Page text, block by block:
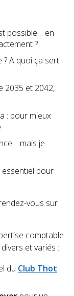
possible… en
?
? A quoi ça sert
2035 et 2042,
: pour mieux
mais je
essentiel pour
vous sur
comptable
et variés :
du Club Thot